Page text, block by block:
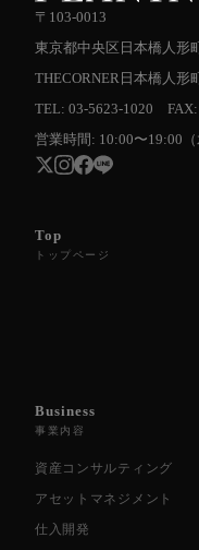
〒103-0013
東京都中央区日本橋人形
THECORNER日本橋人形
TEL: 03-5623-1020 FAX:
営業時間: 10:00〜19:00（
Top
トップページ
Business
事業内容
資産コンサルティング
アセットマネジメント
仕入開発